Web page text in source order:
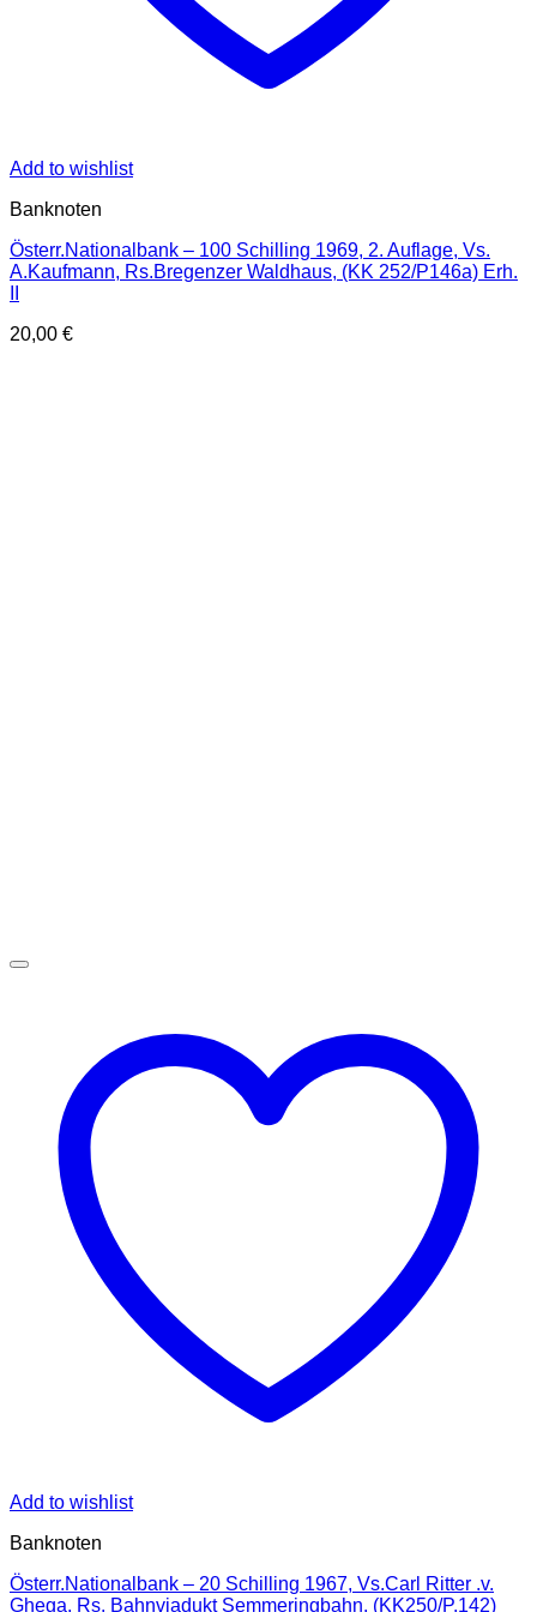
Add to wishlist
Banknoten
Österr.Nationalbank – 100 Schilling 1969, 2. Auflage, Vs.
A.Kaufmann, Rs.Bregenzer Waldhaus, (KK 252/P146a) Erh.
20,00 €
Add to wishlist
Banknoten
Österr.Nationalbank – 20 Schilling 1967, Vs.Carl Ritter .v.
Ghega, Rs. Bahnviadukt Semmeringbahn, (KK250/P.142)